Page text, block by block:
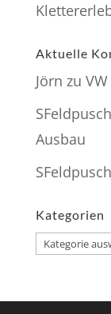
Aktuelle
Jörn zu
SFeldpusch
Ausbau
SFeldpusch
Kategorien
Kategorien